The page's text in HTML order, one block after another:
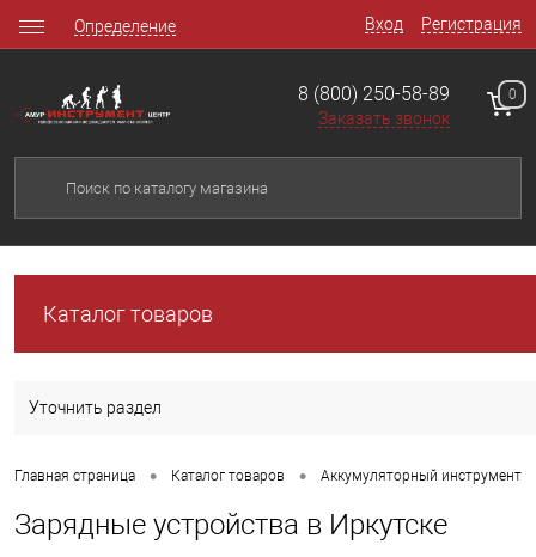
Вход Регистрация
Определение
8 (800) 250-58-89
Заказать звонок
0
Каталог товаров
Уточнить раздел
Главная страница • Каталог товаров • Аккумуляторный инструмент
Зарядные устройства в Иркутске